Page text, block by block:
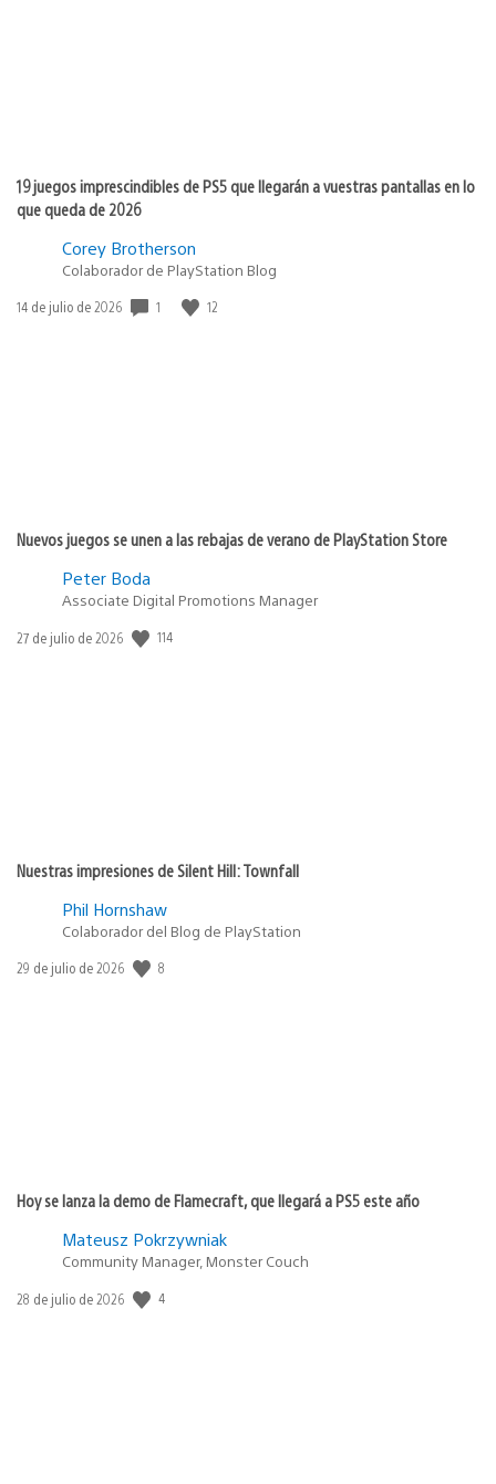
19 juegos imprescindibles de PS5 que llegarán a vuestras pantallas en lo
que queda de 2026
Corey Brotherson
Colaborador de PlayStation Blog
Fecha
14 de julio de 2026 1 12
Nuevos juegos se unen a las rebajas de verano de PlayStation Store
Peter Boda
Associate Digital Promotions Manager
Fecha
27 de julio de 2026 114
Nuestras impresiones de Silent Hill: Townfall
Phil Hornshaw
Colaborador del Blog de PlayStation
Fecha
29 de julio de 2026 8
Hoy se lanza la demo de Flamecraft, que llegará a PS5 este año
Mateusz Pokrzywniak
Community Manager, Monster Couch
Fecha
28 de julio de 2026 4